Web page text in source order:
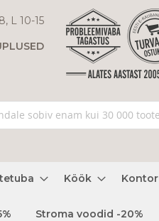
L 10-15
Köök Kontor
Stroma voodid -20%